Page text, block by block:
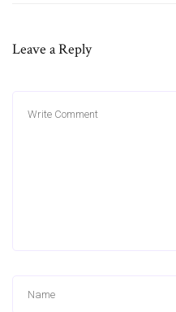
Leave a Reply